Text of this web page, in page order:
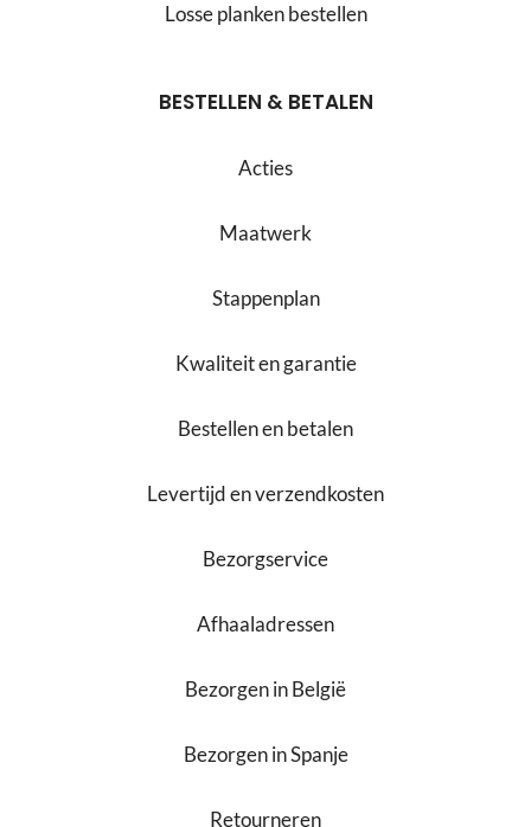
Losse planken bestellen
BESTELLEN & BETALEN
Acties
Maatwerk
Stappenplan
Kwaliteit en garantie
Bestellen en betalen
Levertijd en verzendkosten
Bezorgservice
Afhaaladressen
Bezorgen in België
Bezorgen in Spanje
Retourneren